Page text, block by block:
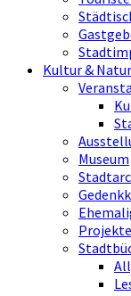
Kultur & Natur
Museum
Projekte